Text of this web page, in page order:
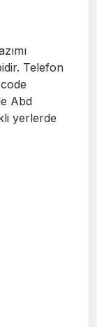
Telefon
Abd
yerlerde